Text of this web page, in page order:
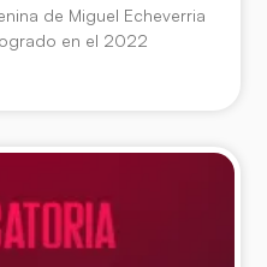
de Miguel Echeverria
en el 2022